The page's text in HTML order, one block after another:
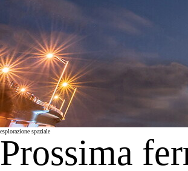
esplorazione spaziale
Prossima